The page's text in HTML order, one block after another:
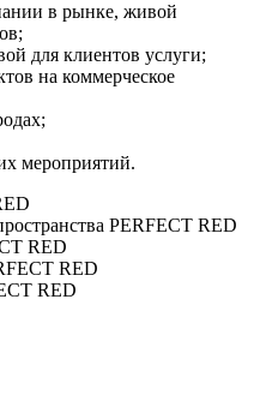
в рынке, живой
для клиентов услуги;
на коммерческое
мероприятий.